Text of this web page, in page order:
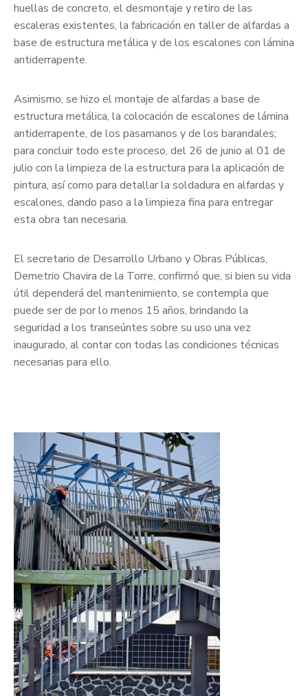
huellas de concreto, el desmontaje y retiro de las
escaleras existentes, la fabricación en taller de alfardas a
base de estructura metálica y de los escalones con lámina
antiderrapente.
Asimismo, se hizo el montaje de alfardas a base de
estructura metálica, la colocación de escalones de lámina
antiderrapente, de los pasamanos y de los barandales;
para concluir todo este proceso, del 26 de junio al 01 de
julio con la limpieza de la estructura para la aplicación de
pintura, así como para detallar la soldadura en alfardas y
escalones, dando paso a la limpieza fina para entregar
esta obra tan necesaria.
El secretario de Desarrollo Urbano y Obras Públicas,
Demetrio Chavira de la Torre, confirmó que, si bien su vida
útil dependerá del mantenimiento, se contempla que
puede ser de por lo menos 15 años, brindando la
seguridad a los transeúntes sobre su uso una vez
inaugurado, al contar con todas las condiciones técnicas
necesarias para ello.